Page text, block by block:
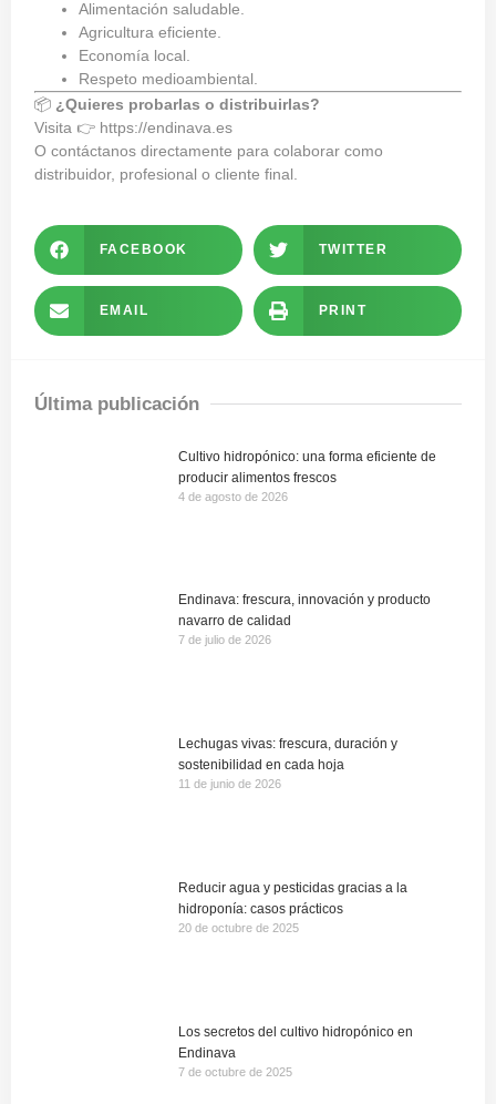
Alimentación saludable.
Agricultura eficiente.
Economía local.
Respeto medioambiental.
📦 ¿Quieres probarlas o distribuirlas?
Visita 👉 https://endinava.es
O contáctanos directamente para colaborar como
distribuidor, profesional o cliente final.
FACEBOOK TWITTER
EMAIL PRINT
Última publicación
Cultivo hidropónico: una forma eficiente de
producir alimentos frescos
4 de agosto de 2026
Endinava: frescura, innovación y producto
navarro de calidad
7 de julio de 2026
Lechugas vivas: frescura, duración y
sostenibilidad en cada hoja
11 de junio de 2026
Reducir agua y pesticidas gracias a la
hidroponía: casos prácticos
20 de octubre de 2025
Los secretos del cultivo hidropónico en
Endinava
7 de octubre de 2025